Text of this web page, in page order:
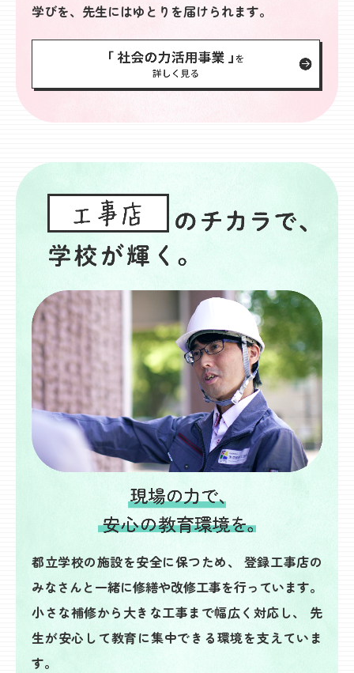
学びを、先生にはゆとりを届けられます。
都立学校の施設を安全に保つため、
登録工事店の
みなさんと一緒に修繕や改修工事を行っています。
小さな補修から大きな工事まで幅広く対応し、
先
生が安心して教育に集中できる環境を支えていま
す。